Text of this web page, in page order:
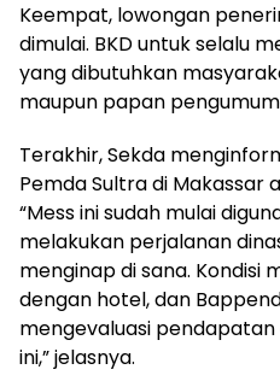
Keempat, lowongan
dimulai. BKD untuk selalu
yang dibutuhkan
maupun papan
Terakhir, Sekda
Pemda Sultra di Makassar
“Mess ini sudah mulai
melakukan perjalanan
menginap di sana. Kondisi
dengan hotel, dan
mengevaluasi
ini,” jelasnya.